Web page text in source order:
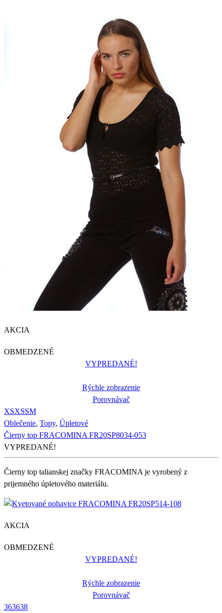
AKCIA
OBMEDZENÉ
VYPREDANÉ!
Rýchle zobrazenie
Porovnávač
XSXSSM
Oblečenie, Topy, Úpletové
Čierny top FRACOMINA FR20SP8034-053
VYPREDANÉ!
Čierny top talianskej značky FRACOMINA je vyrobený z
prijemného úpletového materiálu.
AKCIA
OBMEDZENÉ
VYPREDANÉ!
Rýchle zobrazenie
Porovnávač
363638